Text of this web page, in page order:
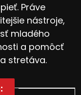
Práve
nástroje,
mladého
a pomôcť
stretáva.